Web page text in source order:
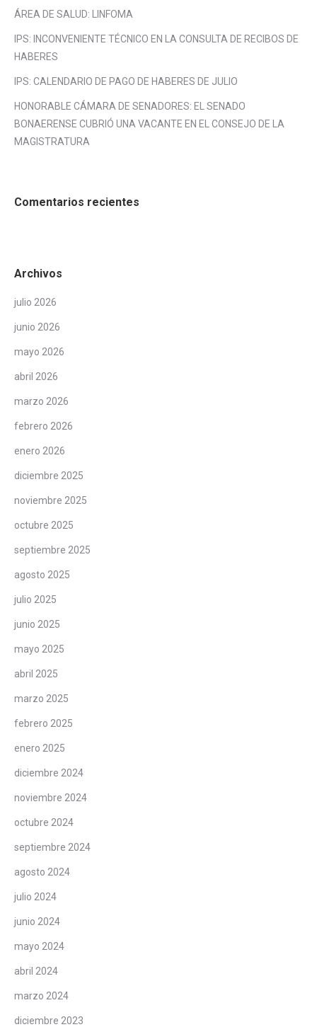
ÁREA DE SALUD: LINFOMA
IPS: INCONVENIENTE TÉCNICO EN LA CONSULTA DE RECIBOS DE
HABERES
IPS: CALENDARIO DE PAGO DE HABERES DE JULIO
HONORABLE CÁMARA DE SENADORES: EL SENADO
BONAERENSE CUBRIÓ UNA VACANTE EN EL CONSEJO DE LA
MAGISTRATURA
Comentarios recientes
Archivos
julio 2026
junio 2026
mayo 2026
abril 2026
marzo 2026
febrero 2026
enero 2026
diciembre 2025
noviembre 2025
octubre 2025
septiembre 2025
agosto 2025
julio 2025
junio 2025
mayo 2025
abril 2025
marzo 2025
febrero 2025
enero 2025
diciembre 2024
noviembre 2024
octubre 2024
septiembre 2024
agosto 2024
julio 2024
junio 2024
mayo 2024
abril 2024
marzo 2024
diciembre 2023